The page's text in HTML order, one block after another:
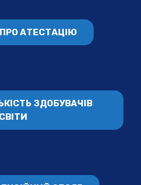
АТЕСТАЦІЮ
ЗДОБУВАЧІВ